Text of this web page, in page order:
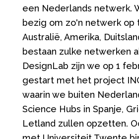
een Nederlands netwerk.
bezig om zo'n netwerk op
Australië, Amerika,
bestaan zulke netwerken
DesignLab zijn we op 1
gestart met het project
waarin we buiten
Science Hubs in Spanje,
Letland zullen opzetten.